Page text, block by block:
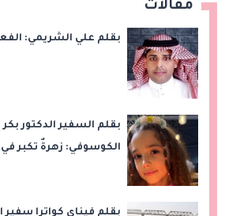
مقالات
بقلم علي الشريمي:
بقلم السفير الدكتور
الكوسوفي: زهرةٌ تكبر في
بقلم فيناي كواترا سفير